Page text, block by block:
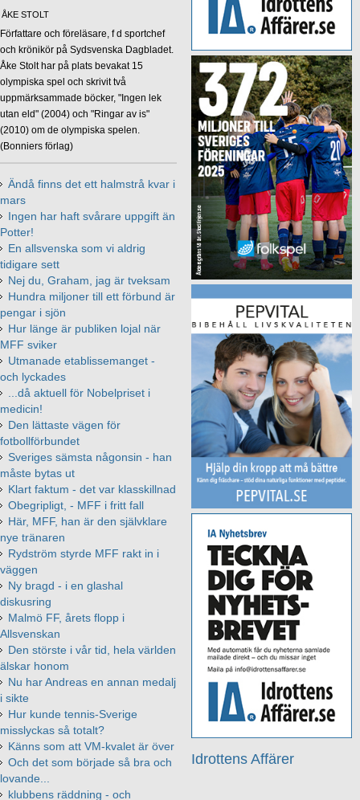
Idrottens Affärer
ÅKE STOLT
Författare och föreläsare, f d sportchef
och krönikör på Sydsvenska Dagbladet.
Åke Stolt har på plats bevakat 15
olympiska spel och skrivit två
uppmärksammade böcker, "Ingen lek
utan eld" (2004) och "Ringar av is"
(2010) om de olympiska spelen.
(Bonniers förlag)
Ändå finns det ett halmstrå kvar i
mars
Ingen har haft svårare uppgift än
Potter!
En allsvenska som vi aldrig
tidigare sett
Nej du, Graham, jag är tveksam
Hundra miljoner till ett förbund är
pengar i sjön
Hur länge är publiken lojal när
MFF sviker
Utmanade etablissemanget -
och lyckades
...då aktuell för Nobelpriset i
medicin!
Den lättaste vägen för
fotbollförbundet
Sveriges sämsta någonsin - han
måste bytas ut
Klart faktum - det var klasskillnad
Obegripligt, - MFF i fritt fall
Här, MFF, han är den självklare
nye tränaren
Rydström styrde MFF rakt in i
väggen
Ny bragd - i en glashal
diskusring
Malmö FF, årets flopp i
Allsvenskan
Den störste i vår tid, hela världen
älskar honom
Nu har Andreas en annan medalj
i sikte
Hur kunde tennis-Sverige
misslyckas så totalt?
Känns som att VM-kvalet är över
Och det som började så bra och
lovande...
klubbens räddning - och